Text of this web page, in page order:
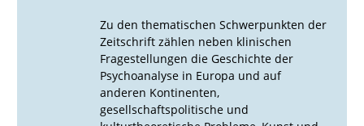
Zu den thematischen Schwerpunkten der
Zeitschrift zählen neben klinischen
Fragestellungen die Geschichte der
Psychoanalyse in Europa und auf
anderen Kontinenten,
gesellschaftspolitische und